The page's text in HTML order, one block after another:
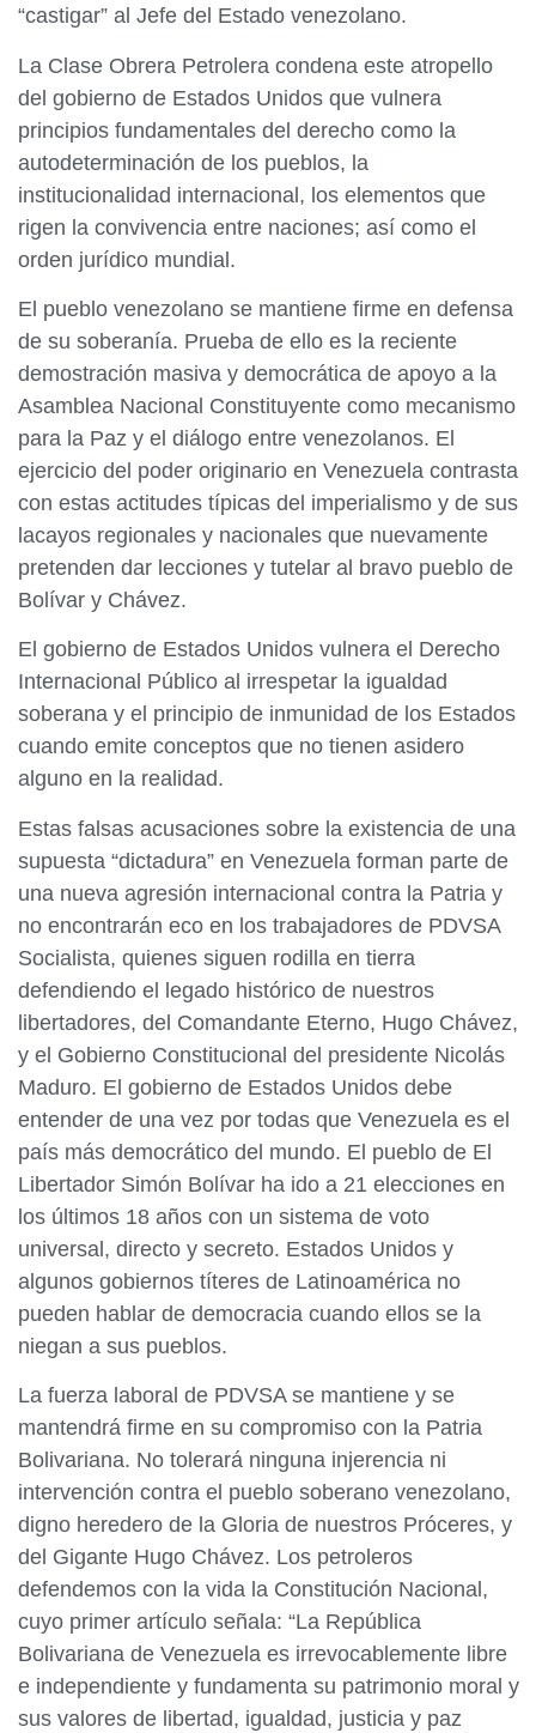
“castigar” al Jefe del Estado venezolano.
La Clase Obrera Petrolera condena este atropello
del gobierno de Estados Unidos que vulnera
principios fundamentales del derecho como la
autodeterminación de los pueblos, la
institucionalidad internacional, los elementos que
rigen la convivencia entre naciones; así como el
orden jurídico mundial.
El pueblo venezolano se mantiene firme en defensa
de su soberanía. Prueba de ello es la reciente
demostración masiva y democrática de apoyo a la
Asamblea Nacional Constituyente como mecanismo
para la Paz y el diálogo entre venezolanos. El
ejercicio del poder originario en Venezuela contrasta
con estas actitudes típicas del imperialismo y de sus
lacayos regionales y nacionales que nuevamente
pretenden dar lecciones y tutelar al bravo pueblo de
Bolívar y Chávez.
El gobierno de Estados Unidos vulnera el Derecho
Internacional Público al irrespetar la igualdad
soberana y el principio de inmunidad de los Estados
cuando emite conceptos que no tienen asidero
alguno en la realidad.
Estas falsas acusaciones sobre la existencia de una
supuesta “dictadura” en Venezuela forman parte de
una nueva agresión internacional contra la Patria y
no encontrarán eco en los trabajadores de PDVSA
Socialista, quienes siguen rodilla en tierra
defendiendo el legado histórico de nuestros
libertadores, del Comandante Eterno, Hugo Chávez,
y el Gobierno Constitucional del presidente Nicolás
Maduro. El gobierno de Estados Unidos debe
entender de una vez por todas que Venezuela es el
país más democrático del mundo. El pueblo de El
Libertador Simón Bolívar ha ido a 21 elecciones en
los últimos 18 años con un sistema de voto
universal, directo y secreto. Estados Unidos y
algunos gobiernos títeres de Latinoamérica no
pueden hablar de democracia cuando ellos se la
niegan a sus pueblos.
La fuerza laboral de PDVSA se mantiene y se
mantendrá firme en su compromiso con la Patria
Bolivariana. No tolerará ninguna injerencia ni
intervención contra el pueblo soberano venezolano,
digno heredero de la Gloria de nuestros Próceres, y
del Gigante Hugo Chávez. Los petroleros
defendemos con la vida la Constitución Nacional,
cuyo primer artículo señala: “La República
Bolivariana de Venezuela es irrevocablemente libre
e independiente y fundamenta su patrimonio moral y
sus valores de libertad, igualdad, justicia y paz